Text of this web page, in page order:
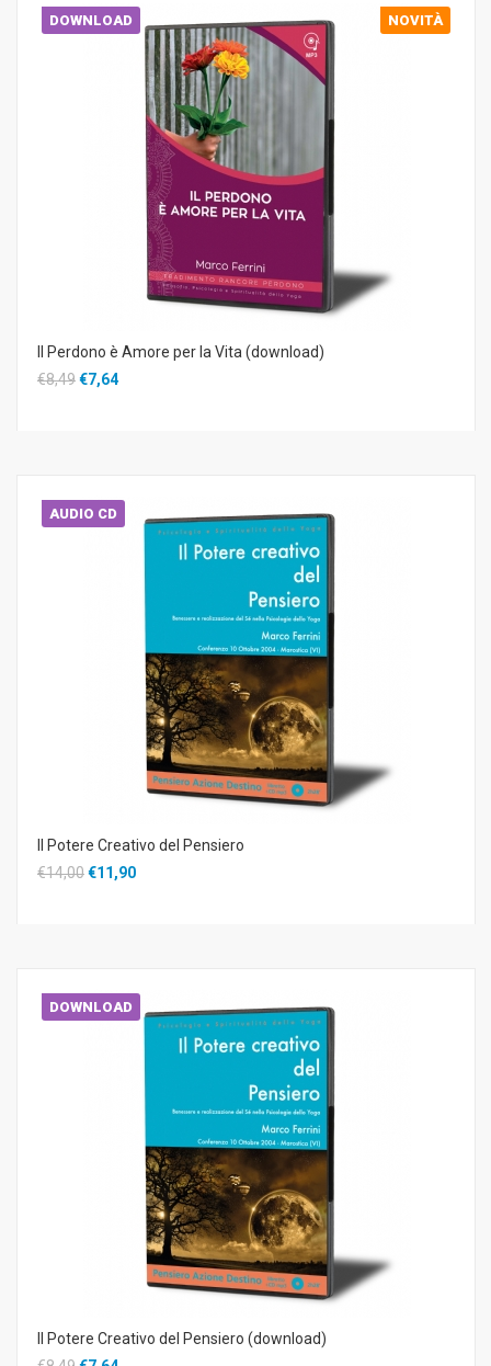
DOWNLOAD NOVITÀ
Il Perdono è Amore per la Vita (download)
€8,49€7,64
AUDIO CD
Il Potere Creativo del Pensiero
€14,00€11,90
DOWNLOAD
Il Potere Creativo del Pensiero (download)